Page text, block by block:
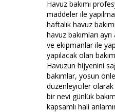
Havuz bakımı
maddeler ile
haftalık havuz
havuz bakımları
ve ekipmanlar ile
yapılacak olan
Havuzun hijyenini
bakımlar, yosun
düzenleyiciler olarak
bir nevi günlük
kapsamlı hali